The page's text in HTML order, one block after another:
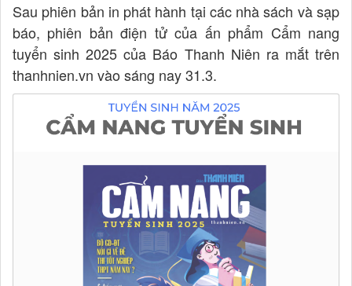
Sau phiên bản in phát hành tại các nhà sách và sạp
báo, phiên bản điện tử của ấn phẩm Cẩm nang
tuyển sinh 2025 của Báo Thanh Niên ra mắt trên
thanhnien.vn vào sáng nay 31.3.